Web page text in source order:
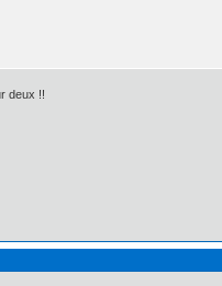
deux !!